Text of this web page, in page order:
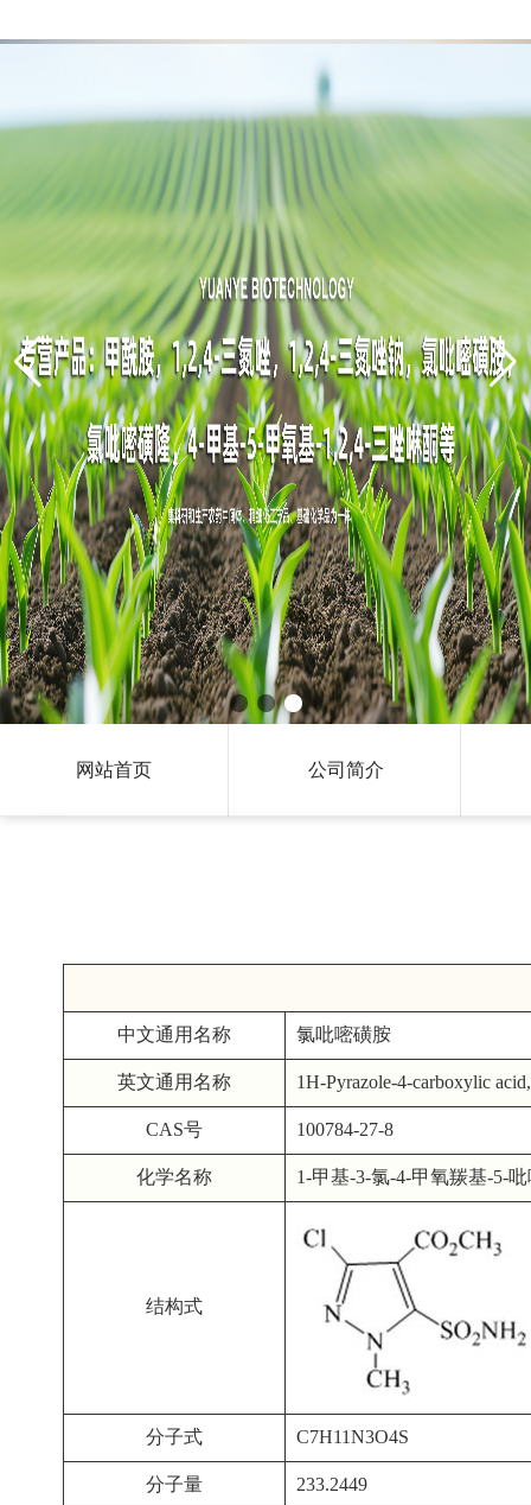
网站首页 公司简介
中文通用名称 氯吡嘧磺胺
英文通用名称 1H-Pyrazole-4-carboxylic
CAS号 100784-27-8
化学名称 1-甲基-3-氯-4-甲氧羰基-5-
结构式
分子式 C7H11N3O4S
分子量 233.2449